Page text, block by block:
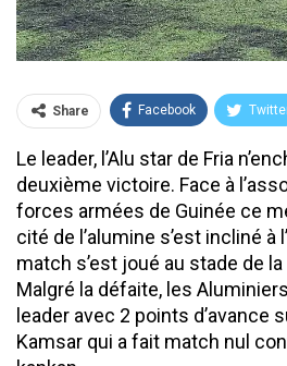
Share Facebook
Le leader, l’Alu star de Fria
deuxième victoire. Face à
forces armées de Guinée ce
cité de l’alumine s’est incliné à
match s’est joué au stade de
Malgré la défaite, les
leader avec 2 points d’avance
Kamsar qui a fait match nul